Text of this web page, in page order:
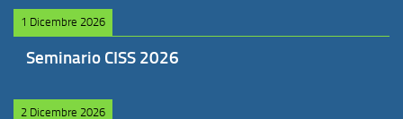
1 Dicembre 2026
Seminario CISS 2026
2 Dicembre 2026